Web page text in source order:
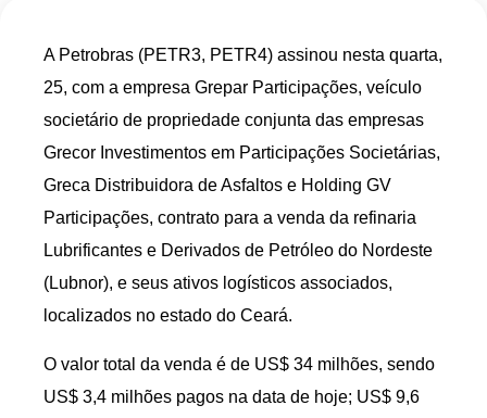
A Petrobras (PETR3, PETR4) assinou nesta quarta,
25, com a empresa Grepar Participações, veículo
societário de propriedade conjunta das empresas
Grecor Investimentos em Participações Societárias,
Greca Distribuidora de Asfaltos e Holding GV
Participações, contrato para a venda da refinaria
Lubrificantes e Derivados de Petróleo do Nordeste
(Lubnor), e seus ativos logísticos associados,
localizados no estado do Ceará.
O valor total da venda é de US$ 34 milhões, sendo
US$ 3,4 milhões pagos na data de hoje; US$ 9,6